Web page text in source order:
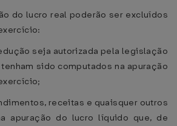
do lucro real poderão ser excluídos
seja autorizada pela legislação
sido computados na apuração
receitas e quaisquer outros
apuração do lucro líquido que, de